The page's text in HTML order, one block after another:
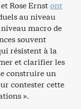
Rose Ernstont
au niveau
macro de
souvent
résistent à la
et clarifier les
construire un
contester cette
».